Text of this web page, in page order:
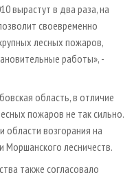
вырастут в два раза, на
своевременно
лесных пожаров,
работы», -
область, в отличие
пожаров не так сильно.
области возгорания на
Моршанского лесничеств.
также согласовало